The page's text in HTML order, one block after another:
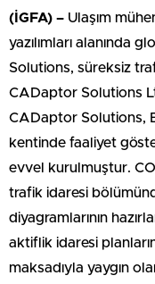
(İGFA) – Ulaşım
yazılımları alanında
Solutions, süreksiz
CADaptor Solutions
CADaptor Solutions,
kentinde faaliyet
evvel kurulmuştur.
trafik idaresi
diyagramlarının
aktiflik idaresi
maksadıyla yaygın